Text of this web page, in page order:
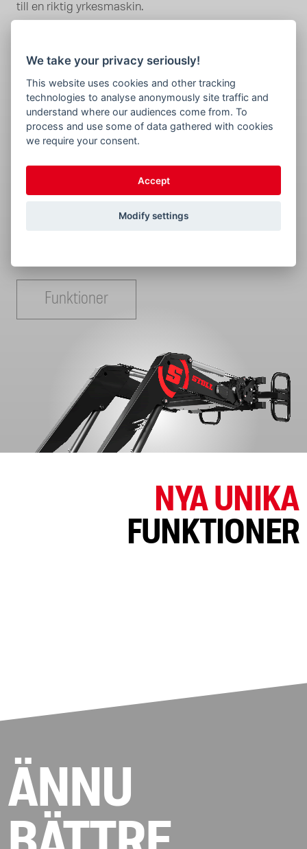
till en riktig yrkesmaskin.
funktionerna tar arbetet med frontlastaren och
traktorn till en ny nivå av komfort, användarvänlighet
och precision.
12 UNIKA
FUNKTIONER.
Funktioner
NYA UNIKA
FUNKTIONER
ÄNNU
We take your privacy seriously!
This website uses cookies and other tracking
technologies to analyse anonymously site traffic and
understand where our audiences come from. To
process and use some of data gathered with cookies
we require your consent.
Accept
Modify settings